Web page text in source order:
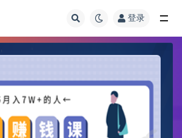
登录